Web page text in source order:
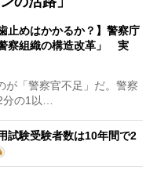
止めはかかるか？】警察庁
察組織の構造改革」 実
「警察官不足」だ。警察
の1以…
試験受験者数は10年間で2